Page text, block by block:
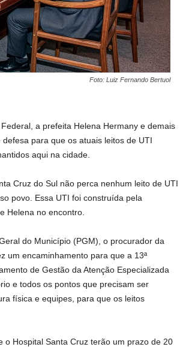
Foto: Luiz Fernando Bertuol
a prefeita Helena Hermany e demais
para que os atuais leitos de UTI
aqui na cidade.
Cruz do Sul não perca nenhum leito de UTI
povo. Essa UTI foi construída pela
Helena no encontro.
do Município (PGM), o procurador da
um encaminhamento para que a 13ª
de Gestão da Atenção Especializada
e todos os pontos que precisam ser
física e equipes, para que os leitos
Hospital Santa Cruz terão um prazo de 20